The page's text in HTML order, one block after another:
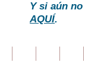
Y si aún
AQUÍ.